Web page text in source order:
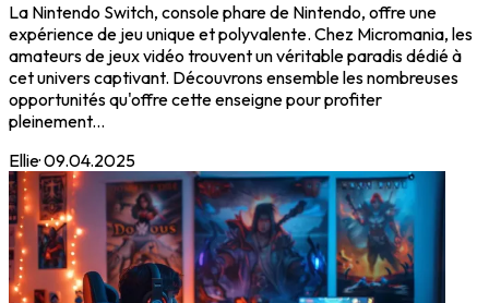
La Nintendo Switch, console phare de Nintendo, offre une
expérience de jeu unique et polyvalente. Chez Micromania, les
amateurs de jeux vidéo trouvent un véritable paradis dédié à
cet univers captivant. Découvrons ensemble les nombreuses
opportunités qu'offre cette enseigne pour profiter
pleinement...
Ellie·09.04.2025